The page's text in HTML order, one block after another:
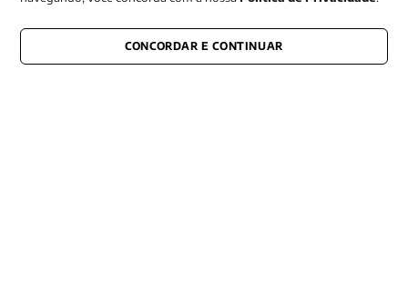
CONECTE-SE CONOSCOCONCORDAR E CONTINUAR